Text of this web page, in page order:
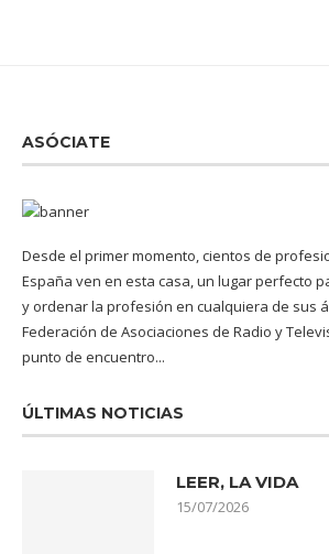
ASÓCIATE
Desde el primer momento, cientos de
España ven en esta casa, un lugar perfecto
y ordenar la profesión en cualquiera de sus
Federación de Asociaciones de Radio y
punto de encuentro...
ÚLTIMAS NOTICIAS
LEER, LA VIDA
15/07/2026